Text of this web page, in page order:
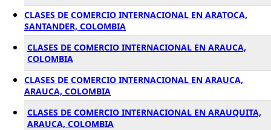
CLASES DE COMERCIO INTERNACIONAL EN ARATOCA,
SANTANDER, COLOMBIA
CLASES DE COMERCIO INTERNACIONAL EN ARAUCA,
COLOMBIA
CLASES DE COMERCIO INTERNACIONAL EN ARAUCA,
ARAUCA, COLOMBIA
CLASES DE COMERCIO INTERNACIONAL EN ARAUQUITA,
ARAUCA, COLOMBIA